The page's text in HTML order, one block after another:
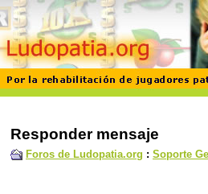
Responder mensaje
Foros de Ludopatia.org : Soporte